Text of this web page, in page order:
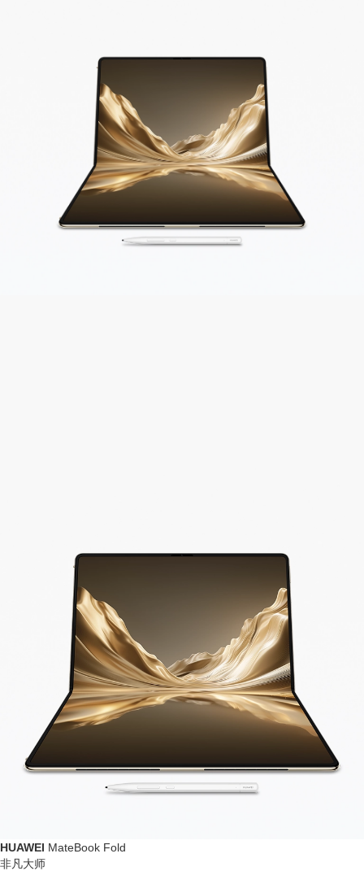
HUAWEI MateBook Fold
非凡大师